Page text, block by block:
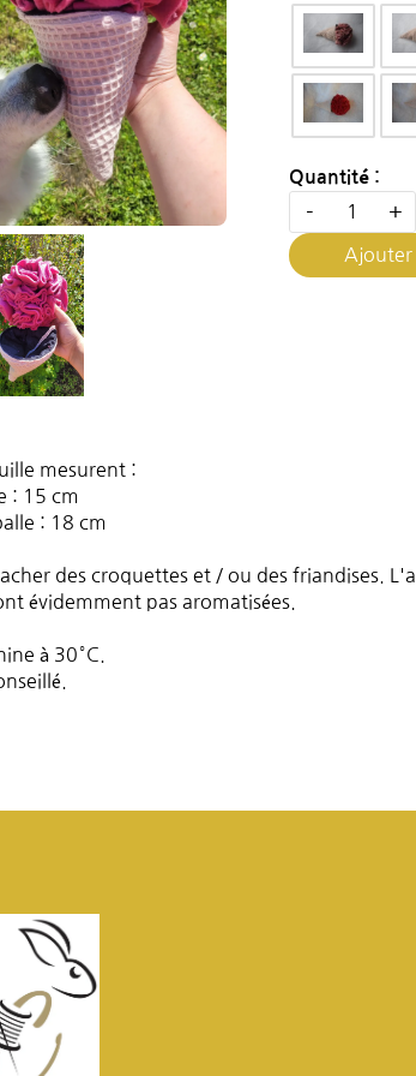
Quantité :
- +
Ajouter
mesurent :
: 15 cm
: 18 cm
des croquettes et / ou des friandises.
évidemment pas aromatisées.
à 30°C.